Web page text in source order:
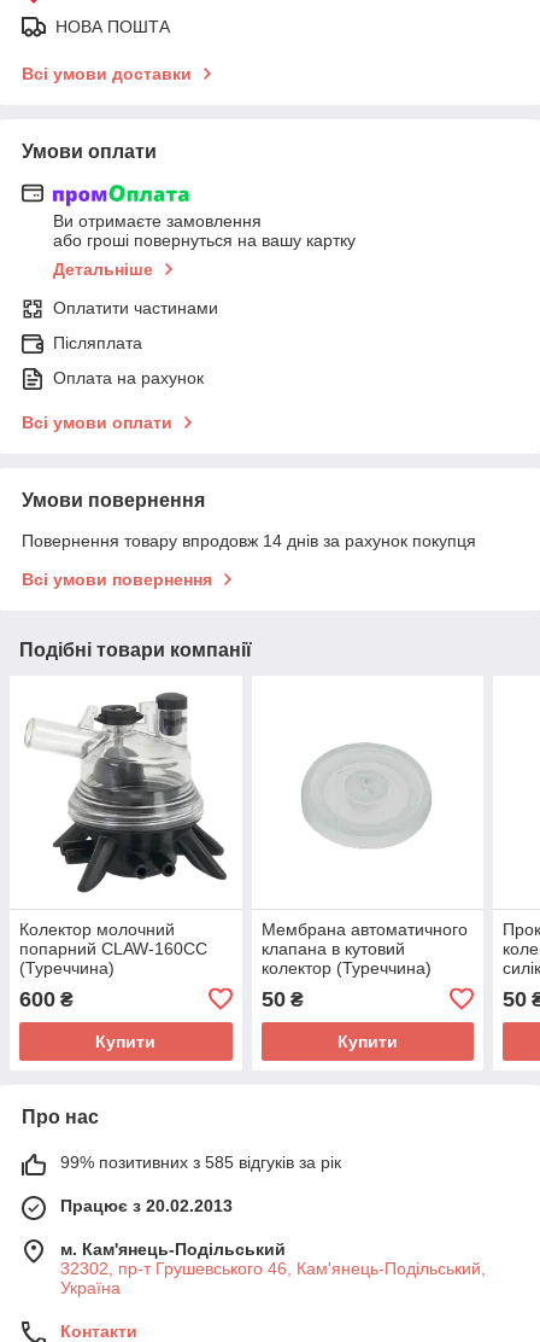
НОВА ПОШТА
Всі умови доставки
Умови оплати
Ви отримаєте замовлення
або гроші повернуться на вашу картку
Детальніше
Оплатити частинами
Післяплата
Оплата на рахунок
Всі умови оплати
Умови повернення
Повернення товару впродовж 14 днів за рахунок покупця
Всі умови повернення
Подібні товари компанії
Колектор молочний
попарний CLAW-160CC
(Туреччина)
600 ₴
Купити
Мембрана автоматичного
клапана в кутовий
колектор (Туреччина)
50₴
Купити
50
Про нас
99% позитивних з 585 відгуків за рік
Працює з 20.02.2013
м. Кам'янець-Подільський
32302, пр-т Грушевського 46, Кам'янець-Подільський,
Україна
Контакти